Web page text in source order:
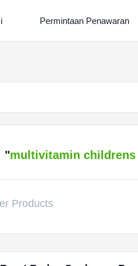
Permintaan Penawaran
"multivitamin
Products